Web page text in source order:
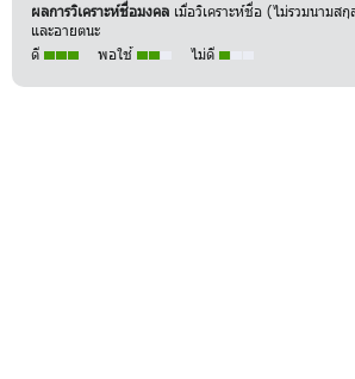
ผลการวิเคราะห์ชื่อมงคล เมื่อวิเคราะห์ชื่อ (ไม่รวมนามส
และอายตนะ
ดี
พอใช้ ไม่ดี